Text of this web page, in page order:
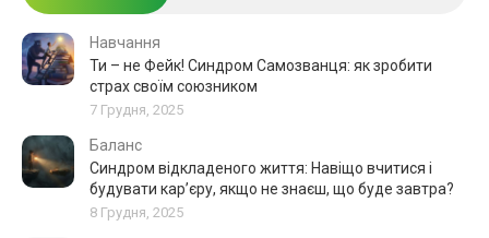
Навчання
Ти – не Фейк! Синдром Самозванця: як зробити
страх своїм союзником
7 Грудня, 2025
Баланс
Синдром відкладеного життя: Навіщо вчитися і
будувати кар’єру, якщо не знаєш, що буде завтра?
8 Грудня, 2025